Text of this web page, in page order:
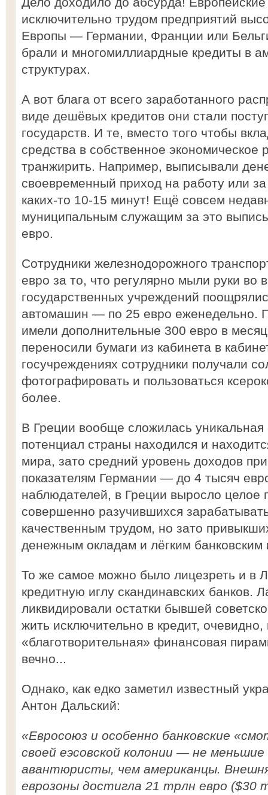
исключительно трудом предприятий
Европы — Германии, Франции или
брали и многомиллиардные кредиты в
структурах.
А вот блага от всего заработанного
виде дешёвых кредитов они стали
государств. И те, вместо того чтобы
средства в собственное экономическое
транжирить. Например, выписывали
своевременный приход на работу или
каких-то 10-15 минут! Ещё совсем
муниципальным служащим за это
евро.
Сотрудники железнодорожного
евро за то, что регулярно мыли руки во
государственных учреждений
автомашин — по 25 евро еженедельно.
имели дополнительные 300 евро в месяц
переносили бумаги из кабинета в
госучреждениях сотрудники получали
фотографировать и пользоваться
более.
В Греции вообще сложилась
потенциал страны находился и
мира, зато средний уровень доходов
показателям Германии — до 4 тысяч
наблюдателей, в Греции выросло целое
совершенно разучившихся
качественным трудом, но зато
денежным окладам и лёгким банковским
То же самое можно было лицезреть и в
кредитную иглу скандинавских банков.
ликвидировали остатки бывшей
жить исключительно в кредит,
«благотворительная» финансовая
вечно...
Однако, как едко заметил известный
Антон Дальский:
«Евросоюз и особенно банковские
своей еэсовской колонии — не
авантюристы, чем американцы.
еврозоны достигла 21 трлн евро ($30